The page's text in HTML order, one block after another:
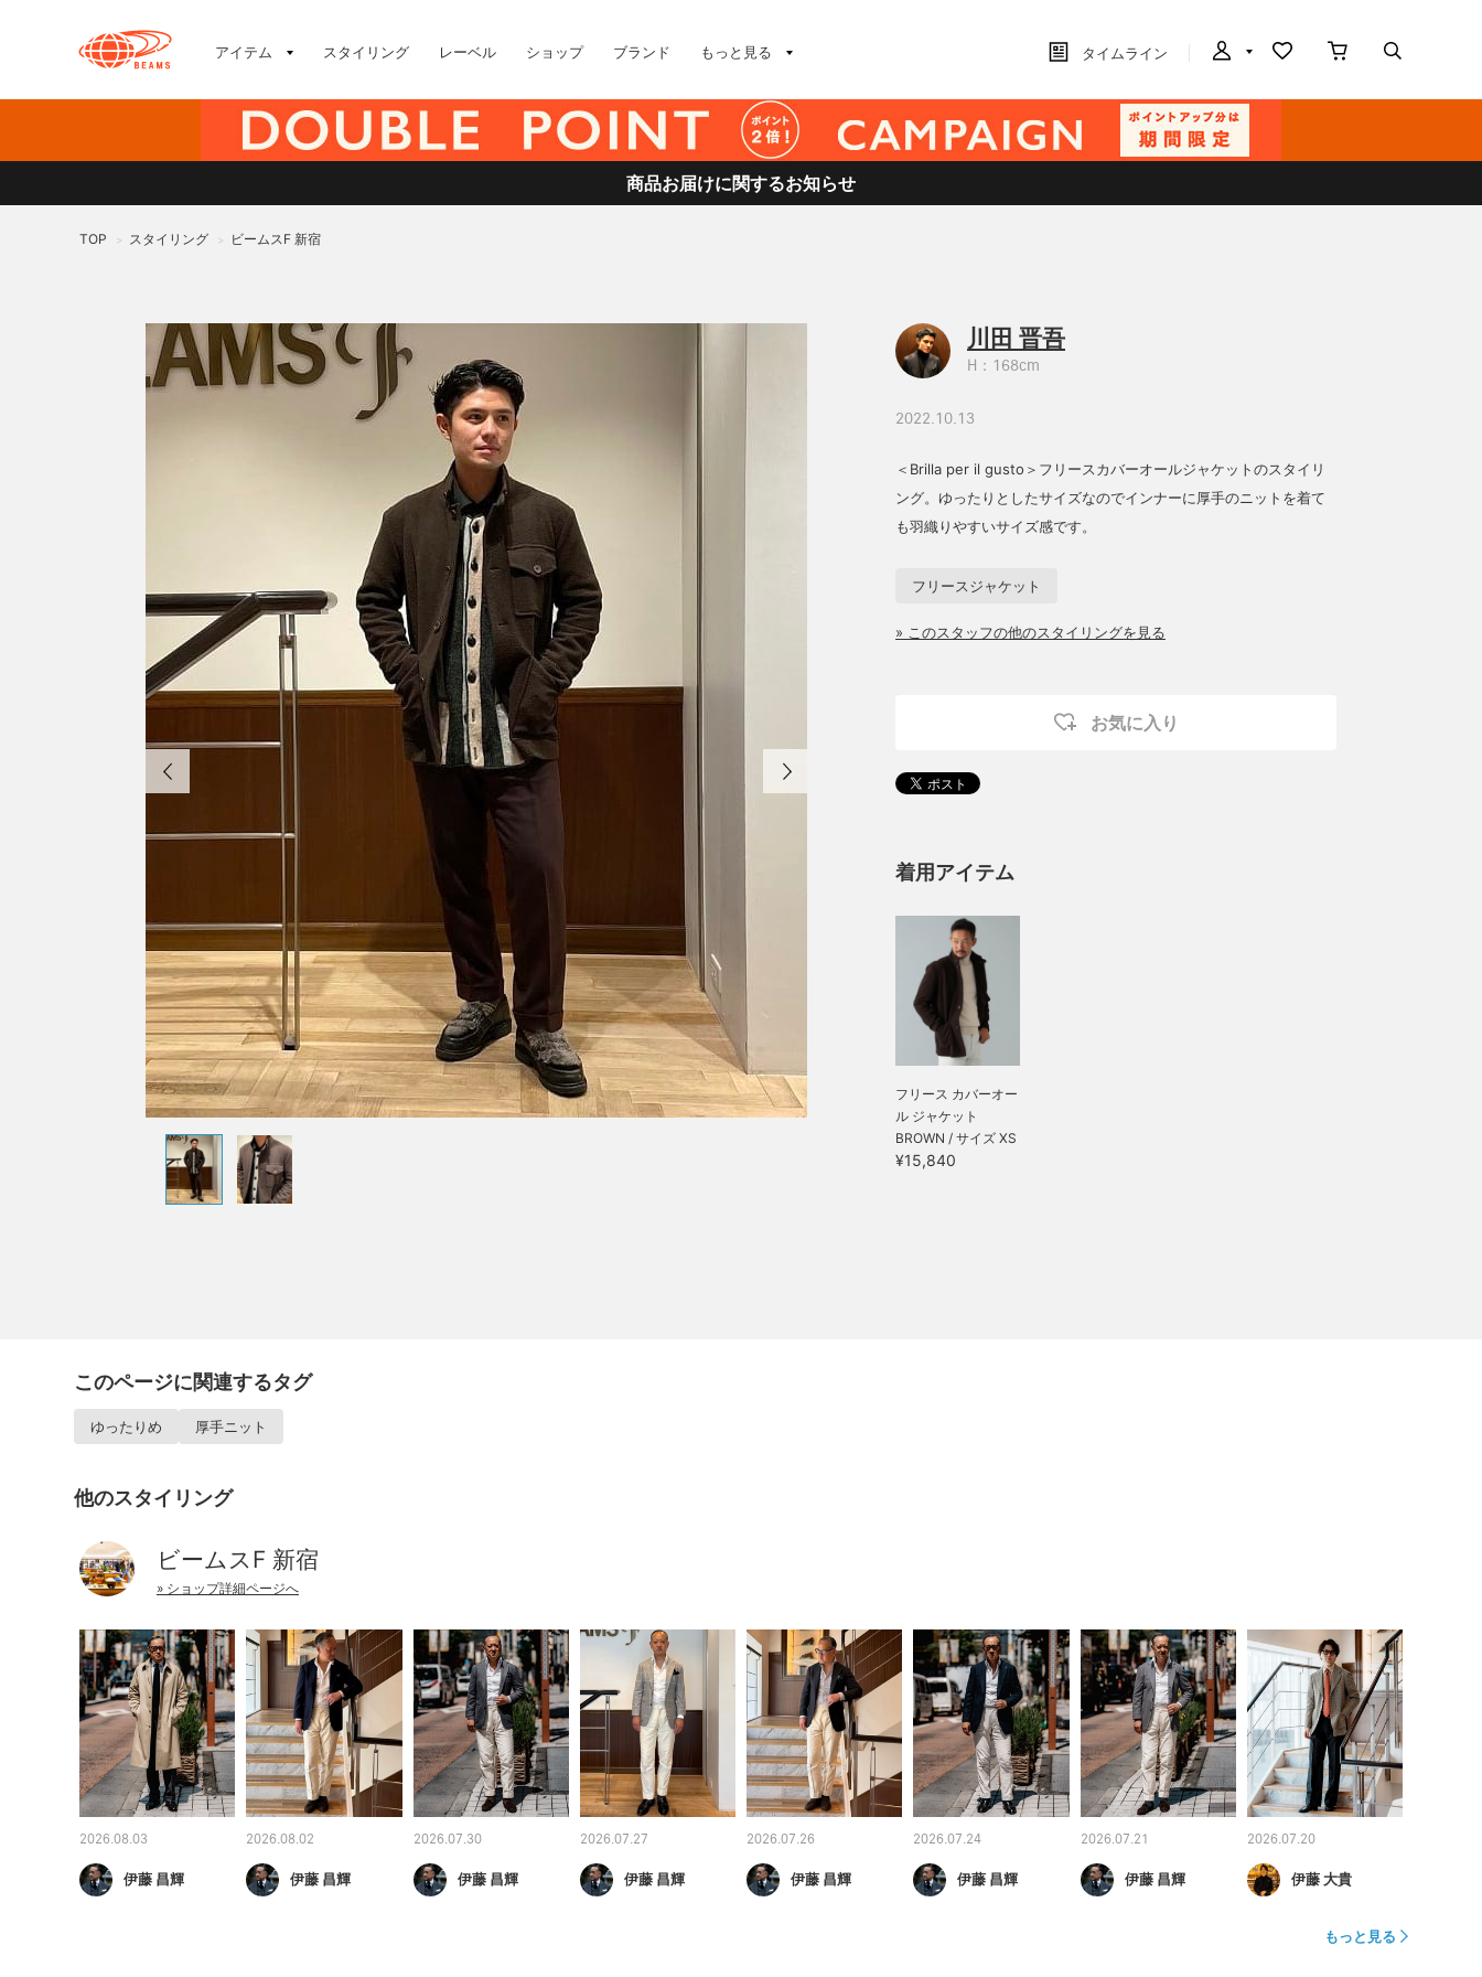
アイテム スタイリング レーベル ショップ ブランド もっと見る タイムライン
商品お届けに関するお知らせ
TOP > スタイリング > ビームスF 新宿
川田 晋吾
H：168cm
2022.10.13
＜Brilla per il gusto＞フリースカバーオールジャケットのスタイリ
ング。ゆったりとしたサイズなのでインナーに厚手のニットを着て
も羽織りやすいサイズ感です。
フリースジャケット
» このスタッフの他のスタイリングを見る
お気に入り
着用アイテム
フリース カバーオー
ル ジャケット
BROWN / サイズ XS
¥15,840
このページに関連するタグ
ゆったりめ 厚手ニット
他のスタイリング
ビームスF 新宿
» ショップ詳細ページへ
2026.08.03
伊藤 昌輝
2026.08.02
伊藤 昌輝
2026.07.30
伊藤 昌輝
2026.07.27
伊藤 昌輝
2026.07.26
伊藤 昌輝
2026.07.24
伊藤 昌輝
2026.07.21
伊藤 昌輝
2026.07.20
伊藤 大貴
もっと見る